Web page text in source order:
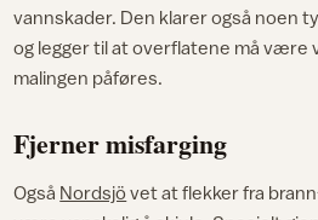
vannskader. Den klarer også noen
og legger til at overflatene må være
malingen påføres.
Fjerner misfarging
Også Nordsjö vet at flekker fra